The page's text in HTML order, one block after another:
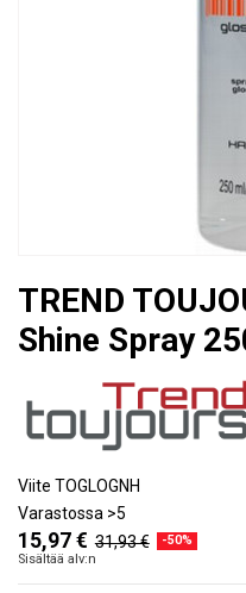
TREND
Shine Spray
Viite TOGLOGNH
Varastossa >5
15,97 € 31,93 €
-50%
Sisältää alv:n